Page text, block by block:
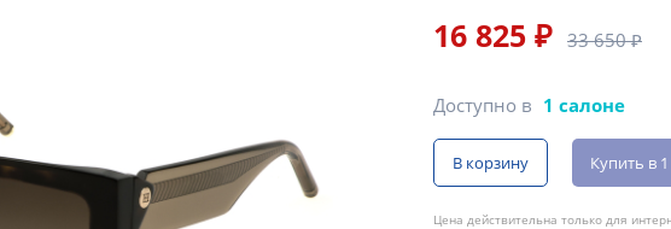
16 825 ₽ 33 650 ₽
Доступно в 1 салоне
В корзину Купить в
Цена действительна только для